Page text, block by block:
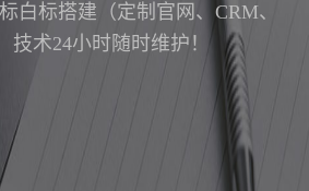
白标搭建（定制官网、CRM、
术24小时随时维护！